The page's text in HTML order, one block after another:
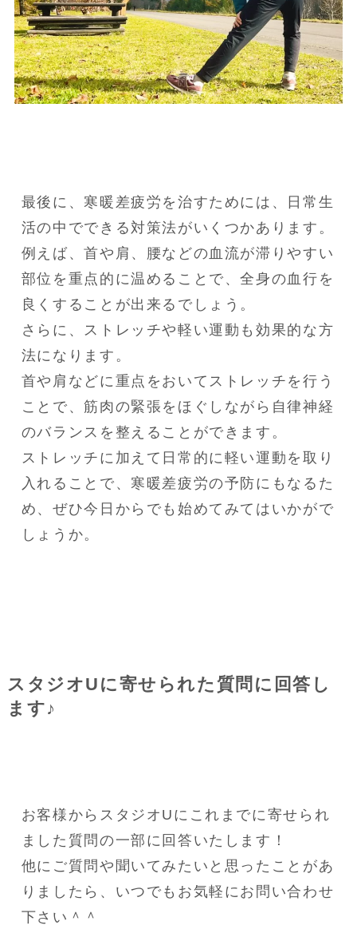
最後に、寒暖差疲労を治すためには、日常生
活の中でできる対策法がいくつかあります。
例えば、首や肩、腰などの血流が滞りやすい
部位を重点的に温めることで、全身の血行を
良くすることが出来るでしょう。
さらに、ストレッチや軽い運動も効果的な方
法になります。
首や肩などに重点をおいてストレッチを行う
ことで、筋肉の緊張をほぐしながら自律神経
のバランスを整えることができます。
ストレッチに加えて日常的に軽い運動を取り
入れることで、寒暖差疲労の予防にもなるた
め、ぜひ今日からでも始めてみてはいかがで
しょうか。
スタジオUに寄せられた質問に回答し
ます♪
お客様からスタジオUにこれまでに寄せられ
ました質問の一部に回答いたします！
他にご質問や聞いてみたいと思ったことがあ
りましたら、いつでもお気軽にお問い合わせ
下さい＾＾